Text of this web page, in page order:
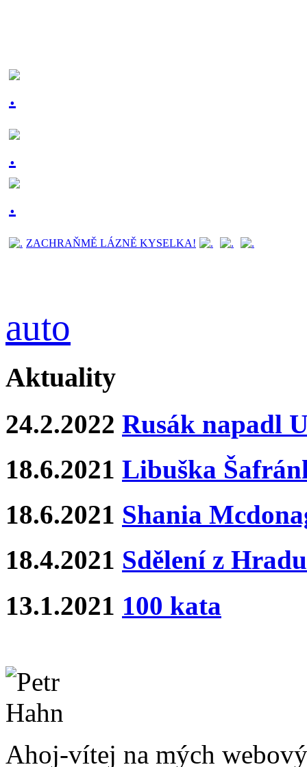
ZACHRAŇMĚ LÁZNĚ KYSELKA!
auto
Aktuality
24.2.2022 Rusák napadl
18.6.2021 Libuška
18.6.2021 Shania
18.4.2021 Sdělení z Hradu
13.1.2021 100 kata
Ahoj-vítej na mých